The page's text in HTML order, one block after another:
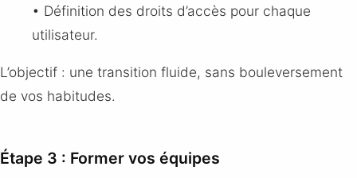
• Définition des droits d’accès pour chaque
utilisateur.
L’objectif : une transition fluide, sans bouleversement
de vos habitudes.
Étape 3 : Former vos équipes